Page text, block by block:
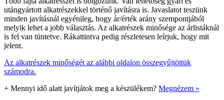
utángyártott alkatrészekkel történő javításra is. Javaslatot teszünk
minden javításnál egyénileg, hogy ár/érték arány szempontjából
melyik lehet a jobb választás. Az alkatrészek minősége az árlistáknál
is fel van tüntetve. Rákattintva pedig részletesen leírjuk, hogy mit
jelent.
Az alkatrészek minőségét az alábbi oldalon összegyűjtöttük
számodra.
+ Mennyi idő alatt javítjátok meg a készülékem? Megnézem »